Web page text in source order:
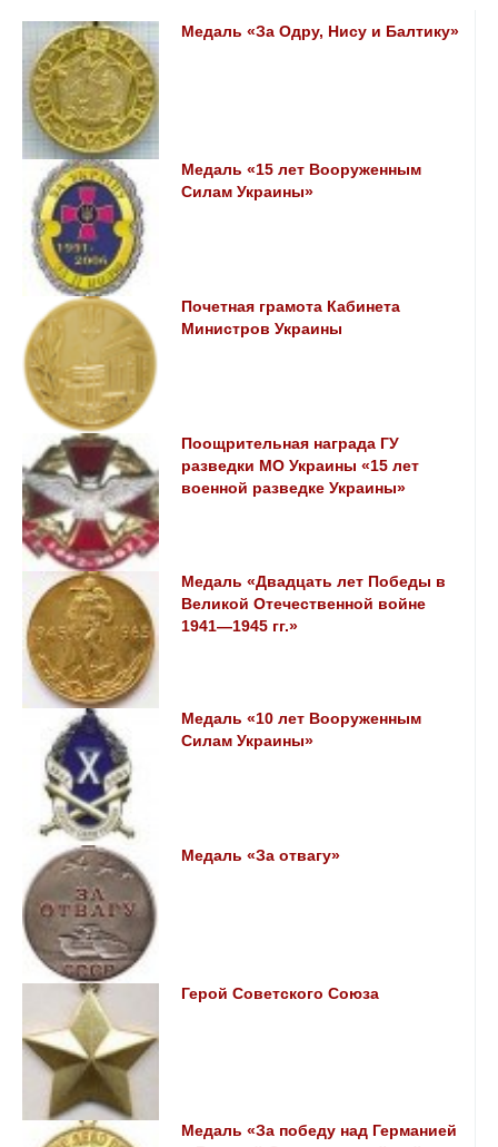
Медаль «За Одру, Нису и Балтику»
Медаль «15 лет Вооруженным
Силам Украины»
Почетная грамота Кабинета
Министров Украины
Поощрительная награда ГУ
разведки МО Украины «15 лет
военной разведке Украины»
Медаль «Двадцать лет Победы в
Великой Отечественной войне
1941—1945 гг.»
Медаль «10 лет Вооруженным
Силам Украины»
Медаль «За отвагу»
Герой Советского Союза
Медаль «За победу над Германией